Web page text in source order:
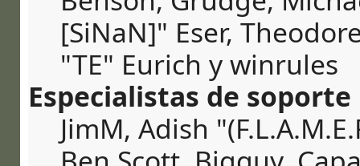
[SiNaN]" Eser,
"TE" Eurich y winrules
Especialistas de soporte
JimM, Adish